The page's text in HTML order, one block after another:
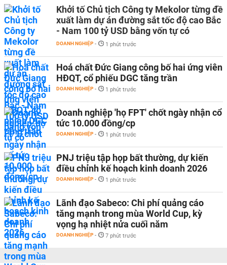
Khởi tố Chủ tịch Công ty Mekolor từng đề
xuất làm dự án đường sắt tốc độ cao Bắc
- Nam 100 tỷ USD bằng vốn tự có
DOANH NGHIỆP - 1 phút trước
Hoá chất Đức Giang công bố hai ứng viên
HĐQT, cổ phiếu DGC tăng trần
DOANH NGHIỆP - 1 phút trước
Doanh nghiệp 'họ FPT' chốt ngày nhận cổ
tức 10.000 đồng/cp
DOANH NGHIỆP - 1 phút trước
PNJ triệu tập họp bất thường, dự kiến
điều chỉnh kế hoạch kinh doanh 2026
DOANH NGHIỆP - 1 phút trước
Lãnh đạo Sabeco: Chi phí quảng cáo
tăng mạnh trong mùa World Cup, kỳ
vọng hạ nhiệt nửa cuối năm
DOANH NGHIỆP - 7 phút trước